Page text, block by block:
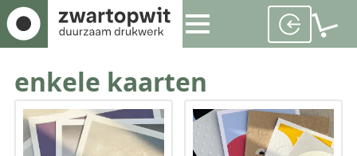
enkele kaarten